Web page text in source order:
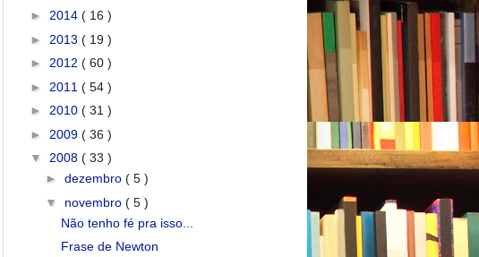
► 2014 ( 16 )
► 2013 ( 19 )
► 2012 ( 60 )
► 2011 ( 54 )
► 2010 ( 31 )
► 2009 ( 36 )
▼ 2008 ( 33 )
► dezembro ( 5 )
▼ novembro ( 5 )
Não tenho fé pra isso...
Frase de Newton